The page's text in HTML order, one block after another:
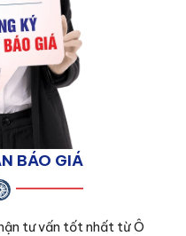
BÁO GIÁ
tư vấn tốt nhất từ Ô